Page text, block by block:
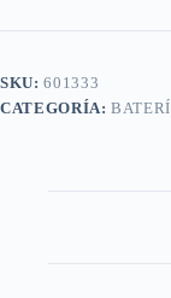
(+
SKU:601333
CATEGORÍA: